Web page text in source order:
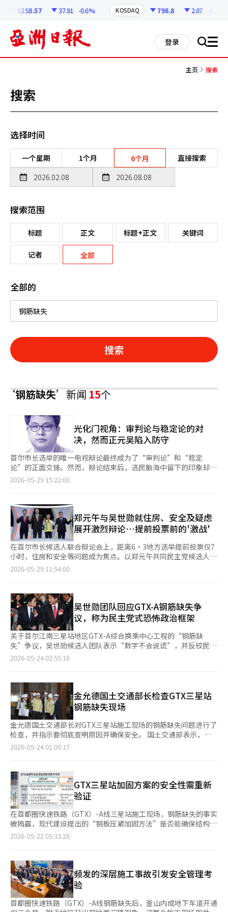
6258.57 37.81 -0.6% KOSDAQ 798.8 2.87 -0.36%
登录 搜 all
主页 搜索
搜索
选择时间
一个星期 1个月 6个月 直接搜索
搜索范围
标题 正文 标题+正文 关键词
记者 全部
全部的
搜索
‘钢筋缺失’新闻15个
光化门视角：审判论与稳定论的对
决，然而正元吴陷入防守
首尔市长选举的唯一电视辩论最终成为了“审判论”和“稳定
论”的正面交锋。然而，辩论结束后，选民脑海中留下的印象却是
围绕共同民主党候选人正元吴的验证争议，而非国民力量候选人吴
最后一场较量。 在这场仅举行一次的特殊辩论中，吴世勋候选
人、正元吴候选人、改革新党金正哲候选人和正义党权英国候选人
四人围绕房地产、民生经济、GTX钢筋缺失、西小门高架拆除事
故、再开发问题等首尔热点议题展开了激烈的争论。 辩论开始
时，正元吴候选人如预期提出了“十年施政审判论”。他呼
吁：“请审判吴世勋候选人十年的无能”，并集中攻击其表面行
政、安全问题和住房供应失败。他提到西小门高架拆除事故，批评
道：“吴候选人不去现场是安全麻木。” 相对而言，吴世勋候选
论”和“经验论”进行反击。他提到迅速整合规划、再开发与重建
的活跃、首尔跑、汉江复兴等，表示：“世界第三大城市就在眼
前，我希望能压倒性地完成。”对于安全事故，他也向遇难者家属
表示慰问，并表示：“将建立更严格的安全标准和管理体系。”
然而，辩论的进程出乎意料地转向了对正元吴候选人的验证。最强
的攻击来自改革新党金正哲候选人，他再次提及正元吴的酒驾争
议，直接问道：“当时是否在酒席上强迫过夜？” 对此，正元吴
候选人反驳道：“展开与辩论主题无关的内容是在混淆选举。”
的是“与辩论主题无关的问题”，解读上必然会存在分歧。因为验
证政策能力的同时，作为公职人员的素质、责任感和应对危机的能
力也是选民判断的范围。 尤其是正元吴候选人在相关问题出现
时，集中于“黑色宣传”、“负面攻击”、“与主题无关”的防御
逻辑，显得有些窘迫。在某些场景中，他甚至表现出略显激动的反
应。作为挑战者，本应主导攻击，却在解释与防守上耗费了时间，
这让人感到遗憾。 辩论逃避的争议显然对正元吴候选人造成了负
担。当日，金正哲候选人甚至拿出写有“正元吴的辩论逃避日
举。与以往首尔市长选举通过两三次电视辩论进行政策与素质验证
相比，此次选举仅通过一次法定辩论结束，选民们对此感到遗憾。
吴世勋候选人也并非没有受到攻击。正义党权英国候选人就GTX三
星站钢筋缺失问题强烈追问：“真的没有收到报告吗？”而正元吴
候选人也集中攻击了西小门事故和住房供应不足的问题。 对此，
吴世勋候选人强调：“我没有收到报告，是通过新闻得知的”，并
指出自己在职务暂停期间进行选举活动。对于住房供应的攻击，他
静地强调了经验和行政的连续性。相反，正元吴候选人虽然以“审
判论”为主，但酒驾争议、巫术问题和逃避辩论的争议等验证问题
交织在一起，反而陷入了被动。 当然，单靠一次辩论无法决定选
举。首尔民心在最后时刻总是难以捉摸。然而，有一点是明确的。
这次辩论中，“吴世勋审判论”并未成为中心，反而围绕正元吴候
2026-05-29 15:22:00
郑元午与吴世勋就住房、安全及疑虑
展开激烈辩论…提前投票前的'激战'
在首尔市长候选人联合辩论会上，距离6·3地方选举提前投票仅7
小时，住房和安全等问题成为焦点。以郑元午共同民主党候选人和
吴世勋国民力量候选人为中心，各候选人的政策和疑虑进行了验
金正哲改革新党候选人、权永国正义党候选人等四人参加了28日由
SBS举办的电视辩论会。当天辩论中，住房和安全相关话题成为焦
点。 由于吴候选人一直以来通过新建公寓供应进行攻势，郑候选
人强调：“（成东区区长）就任时，公寓供应区域21处中目前已有
12处完成入驻。”他接着指出：“吴候选人在2021年市长选举时
承诺五年内供应36万户，任期内每年供应8万户，但2022至2024
年的供应量仅为3万9000户。”他质问道：“自己无法兑现承诺，
为什么要指责前任（故朴元淳）市长和政府？” 对此，吴候选人
长解除了389处整治区域，完全推翻了原有计划，甚至施加了除草
剂，现在正在恢复。”关于第二期市政的供应实绩，他表示：“我
承诺每年指定6万户的区域，郑候选人却在扭曲我的话。”他还展
示了视觉资料，回应了关于他在任期间对购买租赁住房项目的忽视
的指责，称：“我供应的数量比前任市长还要多。” ‘钢筋缺
失’与‘阿基士堂’的激烈辩论…对敏感问题的回避 关于首都圈
快速公交铁路（GTX）钢筋缺失的争论也在继续。郑候选人指责吴
候选人：“现代建设、国土交通部、监理公司等认为这是严重的施
命和安全更重要的价值。您至今还没有去过三星站工地。” 对
此，吴候选人回应：“负责的本部长认为可以继续施工，并制定了
可补救的方案。”他表示：“已经采取了完善的措施，但郑候选人
却将此作为选举素材，我不会被卷入其中。” 接着，他针对成东
区行当7区的所谓“阿基士堂捐赠”疑虑进行了攻击。他指
出：“据说价值约200亿的设施被成东区政府引导捐赠给了重建协
会，但区政府否认有此事。”他质问：“那么，协会长是否应该因
背信罪被逮捕？”他还提到：“行当7区的幼儿园问题，郑候选人
堂的勾结有关？” 对此，郑候选人回应：“前任决定的事项我上
任时已说明不再捐赠，但协会和阿基士堂方面仍在进行。”他反
问：“这与反浦住工1单元项目相同，为什么只批评行当7区？”他
没有对负责公务员的处分或责任问题作出回应。 郑候选人对自己
过去的暴力和妨碍公务的前科问题也始终回避回答。金候选人对郑
2026-05-29 11:54:00
吴世勋团队回应GTX-A钢筋缺失争
议，称为民主党式恐怖政治框架
关于首尔江南三星站地区GTX-A综合换乘中心工程的“钢筋缺
失”争议，吴世勋候选人团队表示“数字不会说谎”，并反驳民主
党及郑元午候选人的攻势为“政治斗争”。 吴世勋竞选团队发言
人，刺激市民的不安。”他还表示：“将经过科学和数据验证的事
项政治化，是将选举置于市民安全之上的行为。” 吴候选人团队
特别强调了“98·60915·51”这一数字，以证明安全性和行政程
序的正当性。 霍发言人首先表示：“国土交通部在收到钢筋问题
报告后，对该GTX-A区间进行了98次试运行，”并称：“试运行
是在确认没有安全问题的情况下进行的程序。” 他接着指
出：“作为发包方的国家铁路公团也表示该问题对安全的影响微乎
其微，但民主党将其政治化后，立场变得动摇。” 霍发言人还提
的“钢板加固工法”将使该区间的钢筋支撑强度（轴向承载力）从
原设计值58604kN提升至60915kN。 他表示：“约300亿韩元的
追加施工费用将由施工方承担，”并称：“加固工程完成后，该区
间将成为GTX全线中最安全的区间。” 对于“隐瞒疑云”，吴候
选人团队也进行了强烈反驳。他们表示：“首尔市自去年11月以来
已向发包方国家铁路公团进行了6次，共51件相关报告，”并
称：“尽管详细报告了问题及审查结果和后续处理方案，民主党却
将其贴上‘一行报告’和‘隐瞒’的标签。” 此前，郑候选人与
麻痹的象征”，并质疑首尔市的应对和报告体系。在国会国土交通
委员会中，关于“隐瞒与安全性验证”的争论也在持续。 然而，
政治圈内外对这一争议的解读认为，这不仅是简单的技术安全问
题，可能会演变为6·3首尔市长选举的关键议题。 ※ 本报道经人
工智能（AI）系统翻译与编辑。
2026-05-24 02:55:18
金允德国土交通部长检查GTX三星站
钢筋缺失现场
金允德国土交通部长对GTX三星站施工现场的钢筋缺失问题进行了
检查，并指示要彻底查明原因并确保安全。 国土交通部表示，金
部长于22日上午访问了位于首尔永东大路的地下空间综合开发项目
段由国家铁路公团委托给首尔市进行施工。首尔市负责该建设工程
的发包。 国土部在18日组建了特别现场检查小组，并于21日将其
扩展为政府联合检查小组。检查小组将重点关注现场的安全状况、
施工、质量管理和建设项目管理的执行情况等。 金部长在当天听
取了施工进展和加固计划的汇报后，确认了出现施工错误的现场的
安全管理情况及后续措施。 金部长表示：“在首都圈居民日常使
用的GTX线路上出现钢筋缺失问题，关系到国民安全，这是非常严
肃的事情。” 他强调：“必须彻底查明施工过程中的失误原因，
还指示根据检查结果，开放并审查所有必要的加固方案。 此外，
GTX三星站的钢筋缺失问题最近引发了对施工管理和报告体系适当
性的争议。国土部和行政安全部决定将检查范围扩大到不仅包括确
认存在施工错误的区段，还包括永东大路整体施工现场的设施。民
间专家和相关机构也将参与检查。※ 本报道经人工智能（AI）系统
翻译与编辑。
2026-05-24 01:00:17
GTX三星站加固方案的安全性需重新
验证
在首都圈快速铁路（GTX）-A线三星站施工现场，钢筋缺失的事实
被揭露，现代建设提出的“钢板压紧加固方法”是否能确保结构安
全引发关注。虽然在混凝土柱外部加装钢板被认为是现实的替代方
站的施工质量问题进行了紧急质询。国土交通部长金允德表
示：“将对所有柱子进行全面调查，并通过权威机构对首尔市提出
的加固方案进行综合评估。” 问题发生在永东大路地下空间综合
开发项目第三标段的地下五层GTX站台部分。在该区段的80根柱子
中，有50根被认定未达到结构标准。根据设计，应该采用直径
2026-05-22 05:33:28
频发的深层施工事故引发安全管理考
验
首都圈快速铁路（GTX）-A线钢筋缺失后，釜山内成地下车道开通